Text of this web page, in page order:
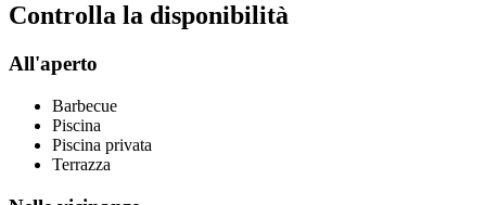
Controlla la disponibilità
All'aperto
Barbecue
Piscina
Piscina privata
Terrazza